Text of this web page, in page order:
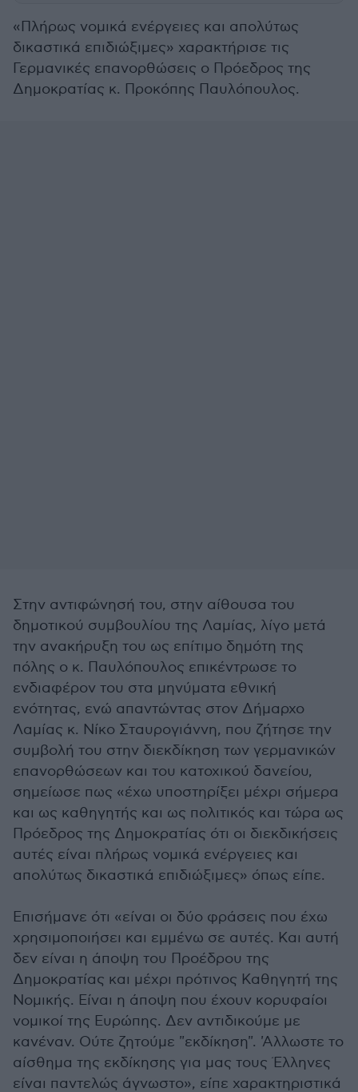
«Πλήρως νομικά ενέργειες και απολύτως
δικαστικά επιδιώξιμες» χαρακτήρισε τις
Γερμανικές επανορθώσεις ο Πρόεδρος της
Δημοκρατίας κ. Προκόπης Παυλόπουλος.
Στην αντιφώνησή του, στην αίθουσα του
δημοτικού συμβουλίου της Λαμίας, λίγο μετά
την ανακήρυξη του ως επίτιμο δημότη της
πόλης ο κ. Παυλόπουλος επικέντρωσε το
ενδιαφέρον του στα μηνύματα εθνική
ενότητας, ενώ απαντώντας στον Δήμαρχο
Λαμίας κ. Νίκο Σταυρογιάννη, που ζήτησε την
συμβολή του στην διεκδίκηση των γερμανικών
επανορθώσεων και του κατοχικού δανείου,
σημείωσε πως «έχω υποστηρίξει μέχρι σήμερα
και ως καθηγητής και ως πολιτικός και τώρα ως
Πρόεδρος της Δημοκρατίας ότι οι διεκδικήσεις
αυτές είναι πλήρως νομικά ενέργειες και
απολύτως δικαστικά επιδιώξιμες» όπως είπε.
Επισήμανε ότι «είναι οι δύο φράσεις που έχω
χρησιμοποιήσει και εμμένω σε αυτές. Και αυτή
δεν είναι η άποψη του Προέδρου της
Δημοκρατίας και μέχρι πρότινος Καθηγητή της
Νομικής. Είναι η άποψη που έχουν κορυφαίοι
νομικοί της Ευρώπης. Δεν αντιδικούμε με
κανέναν. Ούτε ζητούμε "εκδίκηση". 'Αλλωστε το
αίσθημα της εκδίκησης για μας τους Έλληνες
είναι παντελώς άγνωστο», είπε χαρακτηριστικά